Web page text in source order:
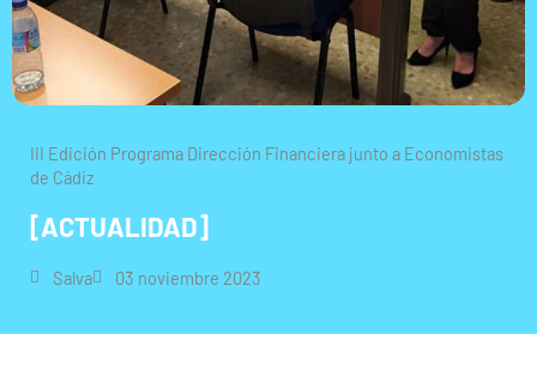
III Edición Programa Dirección Financiera junto a Economistas
de Cádiz
[ACTUALIDAD]
Salva 03 noviembre 2023